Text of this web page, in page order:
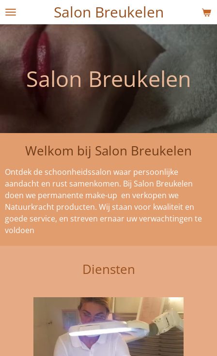
Ga
hoofdinhoud
Salon Breukelen
Salon Breukelen
Welkom bij Salon Breukelen
Ontdek de schoonheidssalon waar persoonlijke
aandacht en rust samenkomen. Bij Salon Breukelen
doen we permanente make-up en verkopen we
Natuurkracht producten. Wij staan voor kwaliteit en
goede service, en streven ernaar uw verwachtingen te
voldoen
Diensten